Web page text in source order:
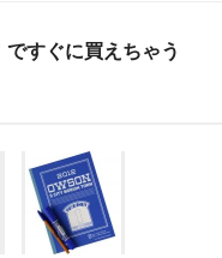
すぐに買えちゃう